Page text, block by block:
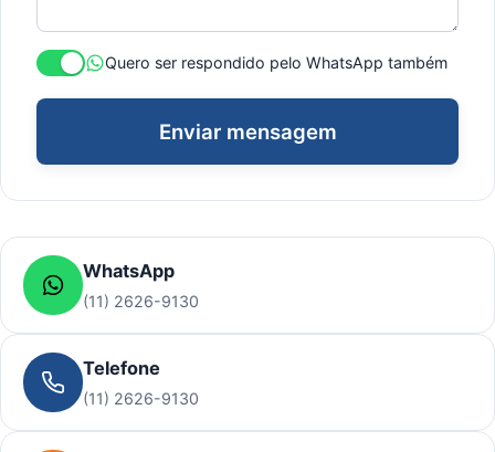
Quero ser respondido pelo WhatsApp também
Enviar mensagem
WhatsApp
(11) 2626-9130
Telefone
(11) 2626-9130